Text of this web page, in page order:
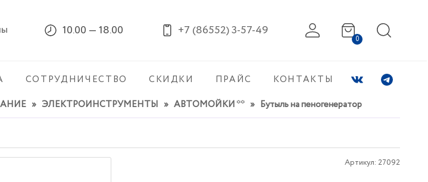
10.00 — 18.00 +7 (86552) 3-57-49
0
СОТРУДНИЧЕСТВО СКИДКИ ПРАЙС КОНТАКТЫ
» ЭЛЕКТРОИНСТРУМЕНТЫ » АВТОМОЙКИ ** » Бутыль на пеногенератор
Артикул: 27092